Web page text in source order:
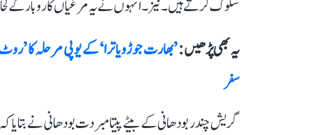
سلوک کرتے ہیں۔ نیز۔ انہوں نے یہ مرغیاں کاروبار کے
یہ بھی پڑھیں :
سفر
گریش چندر بودھانی کے بیٹے پیتامبر دت بودھانی نے بتایا